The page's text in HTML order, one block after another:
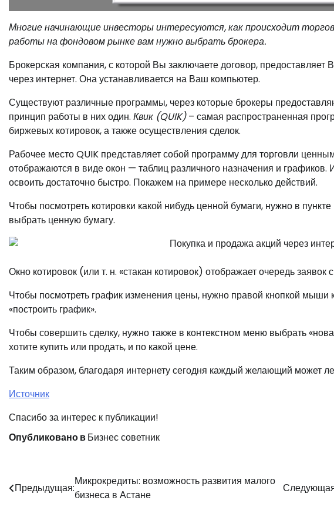
Многие начинающие инвесторы интересуются, как происходит
работы на фондовом рынке вам нужно выбрать брокера.
Брокерская компания, с которой Вы заключаете договор,
через интернет. Она устанавливается на Ваш компьютер.
Существуют различные программы, через которые брокеры
принцип работы в них один. Квик (QUIK)– самая распространенная
биржевых котировок, а также осуществления сделок.
Рабочее место QUIK представляет собой программу для торговли
отображаются в виде окон — таблиц различного назначения и
освоить достаточно быстро. Покажем на примере несколько действий.
Чтобы посмотреть котировки какой нибудь ценной бумаги, нужно в
выбрать ценную бумагу.
Окно котировок (или т. н. «стакан котировок) отображает очередь
Чтобы посмотреть график изменения цены, нужно правой кнопкой мыши
«построить график».
Чтобы совершить сделку, нужно также в контекстном меню выбрать
хотите купить или продать, и по какой цене.
Таким образом, благодаря интернету сегодня каждый желающий может
Источник
Спасибо за интерес к публикации!
Опубликовано вБизнес советник
Навигация
Предыдущая:
Микрокредиты: возможность развития малого
бизнеса в Астане